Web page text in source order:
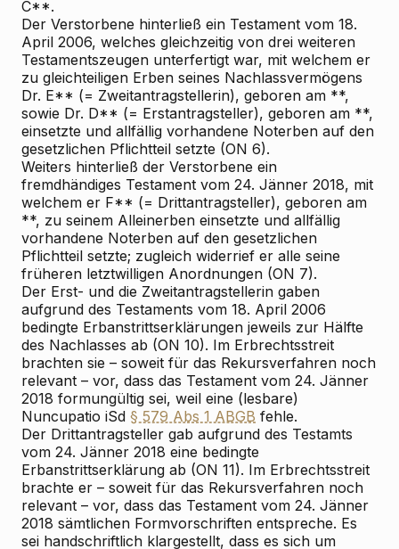
C**.
Der Verstorbene hinterließ ein Testament vom 18.
April 2006, welches gleichzeitig von drei weiteren
Testamentszeugen unterfertigt war, mit welchem er
zu gleichteiligen Erben seines Nachlassvermögens
Dr. E** (= Zweitantragstellerin), geboren am **,
sowie Dr. D** (= Erstantragsteller), geboren am **,
einsetzte und allfällig vorhandene Noterben auf den
gesetzlichen Pflichtteil setzte (ON 6).
Weiters hinterließ der Verstorbene ein
fremdhändiges Testament vom 24. Jänner 2018, mit
welchem er F** (= Drittantragsteller), geboren am
**, zu seinem Alleinerben einsetzte und allfällig
vorhandene Noterben auf den gesetzlichen
Pflichtteil setzte; zugleich widerrief er alle seine
früheren letztwilligen Anordnungen (ON 7).
Der Erst- und die Zweitantragstellerin gaben
aufgrund des Testaments vom 18. April 2006
bedingte Erbanstrittserklärungen jeweils zur Hälfte
des Nachlasses ab (ON 10). Im Erbrechtsstreit
brachten sie – soweit für das Rekursverfahren noch
relevant – vor, dass das Testament vom 24. Jänner
2018 formungültig sei, weil eine (lesbare)
Nuncupatio iSd § 579 Abs 1 ABGB fehle.
Der Drittantragsteller gab aufgrund des Testamts
vom 24. Jänner 2018 eine bedingte
Erbanstrittserklärung ab (ON 11). Im Erbrechtsstreit
brachte er – soweit für das Rekursverfahren noch
relevant – vor, dass das Testament vom 24. Jänner
2018 sämtlichen Formvorschriften entspreche. Es
sei handschriftlich klargestellt, dass es sich um